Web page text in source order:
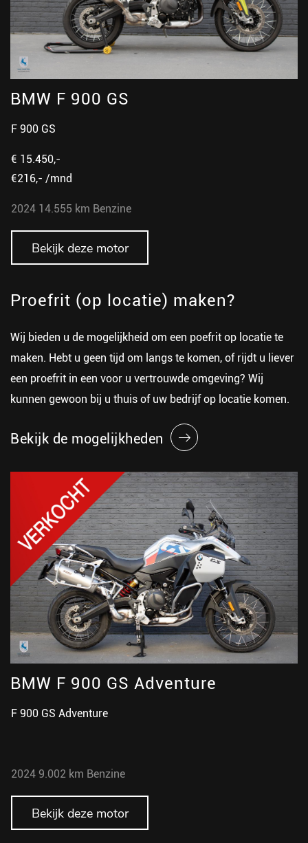
BMW F 900 GS
F 900 GS
€ 15.450,-
€216,- /mnd
2024 14.555 km Benzine
Bekijk deze motor
Proefrit (op locatie) maken?
Wij bieden u de mogelijkheid om een poefrit op locatie te
maken. Hebt u geen tijd om langs te komen, of rijdt u liever
een proefrit in een voor u vertrouwde omgeving? Wij
kunnen gewoon bij u thuis of uw bedrijf op locatie komen.
Bekijk de mogelijkheden
BMW F 900 GS Adventure
F 900 GS Adventure
2024 9.002 km Benzine
Bekijk deze motor